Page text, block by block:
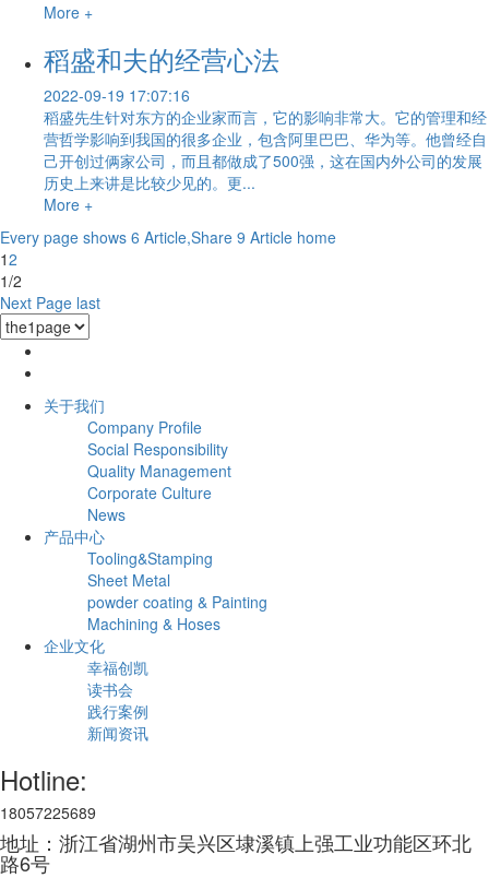
More +
稻盛和夫的经营心法
2022-09-19 17:07:16
稻盛先生针对东方的企业家而言，它的影响非常大。它的管理和经
营哲学影响到我国的很多企业，包含阿里巴巴、华为等。他曾经自
己开创过俩家公司，而且都做成了500强，这在国内外公司的发展
历史上来讲是比较少见的。更...
More +
Every page shows 6 Article,Share 9 Article home
12
1/2
Next Page last
关于我们
Company Profile
Social Responsibility
Quality Management
Corporate Culture
News
产品中心
Tooling&Stamping
Sheet Metal
powder coating & Painting
Machining & Hoses
企业文化
幸福创凯
读书会
践行案例
新闻资讯
Hotline:
18057225689
地址：浙江省湖州市吴兴区埭溪镇上强工业功能区环北
路6号